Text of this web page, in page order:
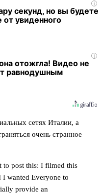
i
секунд, но вы будете
от увиденного
i
отожгла! Видео не
равнодушным
сетях Италии, а
очень странное
to post this: I filmed this
wanted Everyone to
provide an